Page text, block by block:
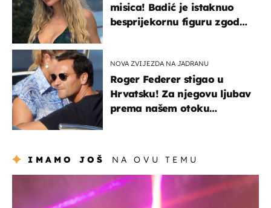
misica! Badić je istaknuo
besprijekornu figuru zgodne
NOVA ZVIJEZDA NA JADRANU
Roger Federer stigao u
Hrvatsku! Za njegovu ljubav
prema našem otoku
IMAMO JOŠ NA OVU TEMU